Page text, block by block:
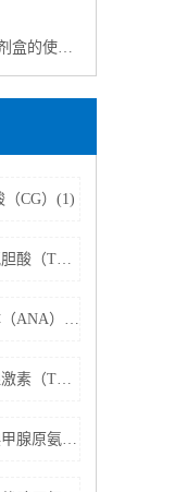
使用方法
（CG）(1)
磺鹅去氧胆酸（TCDCA）(1)
抗核抗体（ANA）(1)
促甲状腺激素（TSH）(1)
游离三碘甲腺原氨酸（FT3）(1)